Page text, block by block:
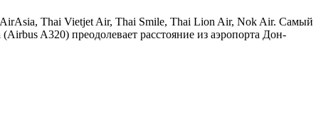
Thai Vietjet Air, Thai Smile, Thai Lion Air, Nok Air. Самый
A320) преодолевает расстояние из аэропорта Дон-